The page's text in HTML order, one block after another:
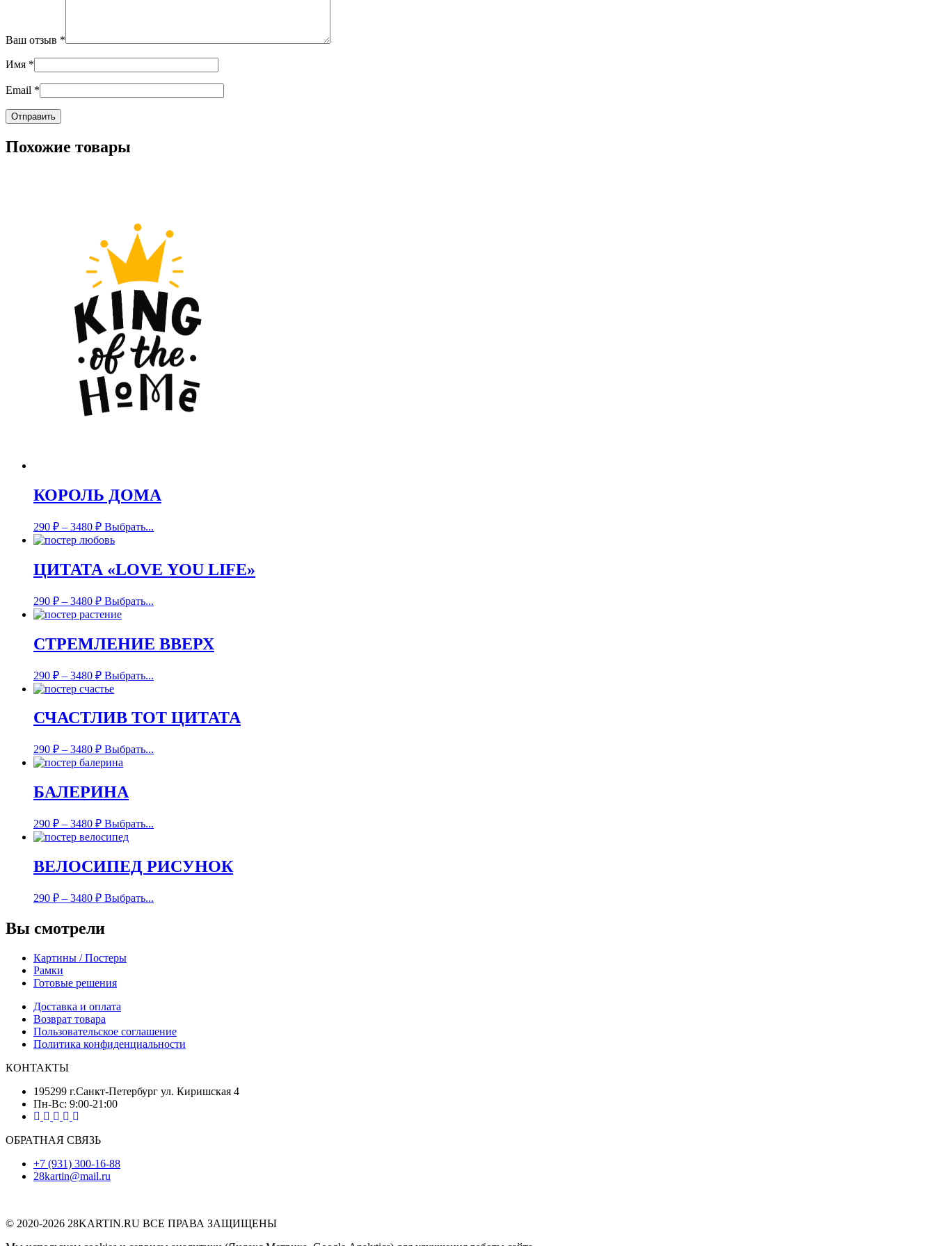
Ваш отзыв *
Имя *
Email *
Похожие товары
КОРОЛЬ ДОМА
290 ₽ – 3480 ₽ Выбрать...
ЦИТАТА «LOVE YOU LIFE»
290 ₽ – 3480 ₽ Выбрать...
СТРЕМЛЕНИЕ ВВЕРХ
290 ₽ – 3480 ₽ Выбрать...
СЧАСТЛИВ ТОТ ЦИТАТА
290 ₽ – 3480 ₽ Выбрать...
БАЛЕРИНА
290 ₽ – 3480 ₽ Выбрать...
ВЕЛОСИПЕД РИСУНОК
290 ₽ – 3480 ₽ Выбрать...
Вы смотрели
Картины / Постеры
Рамки
Готовые решения
Доставка и оплата
Возврат товара
Пользовательское соглашение
Политика конфиденциальности
КОНТАКТЫ
195299 г.Санкт-Петербург ул. Киришская 4
Пн-Вс: 9:00-21:00
ОБРАТНАЯ СВЯЗЬ
+7 (931) 300-16-88
28kartin@mail.ru
© 2020-2026 28KARTIN.RU ВСЕ ПРАВА ЗАЩИЩЕНЫ